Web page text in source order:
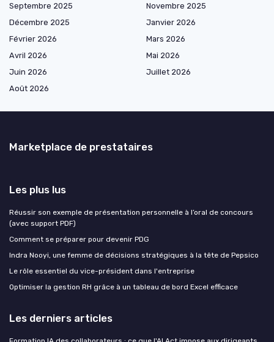
Septembre 2025
Novembre 2025
Décembre 2025
Janvier 2026
Février 2026
Mars 2026
Avril 2026
Mai 2026
Juin 2026
Juillet 2026
Août 2026
Marketplace de prestataires
Les plus lus
Réussir son exemple de présentation personnelle à l’oral de concours
(avec support PDF)
Comment se préparer pour devenir PDG
Indra Nooyi, une femme de décisions stratégiques à la tête de Pepsico
Le rôle essentiel du vice-président dans l'entreprise
Optimiser la gestion RH grâce à un tableau de bord Excel efficace
Les derniers articles